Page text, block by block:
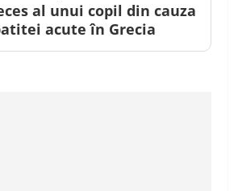
al unui copil din cauza
acute în Grecia